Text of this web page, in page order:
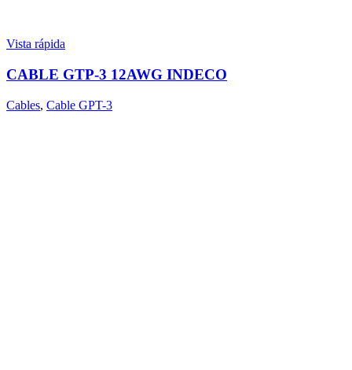
Vista rápida
CABLE GTP-3 12AWG INDECO
Cables, Cable GPT-3